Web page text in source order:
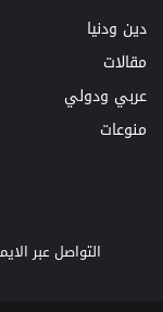
دين ودنيا
مقالات
عربي ودولي
منوعات
التواصل عبر